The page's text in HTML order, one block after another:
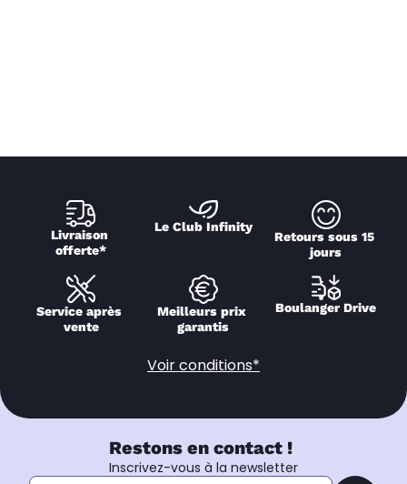
Livraison
offerte*
Le Club Infinity
Retours sous 15
jours
Service après
vente
Meilleurs prix
garantis
Boulanger Drive
Voir conditions*
Restons en contact !
Inscrivez-vous à la newsletter